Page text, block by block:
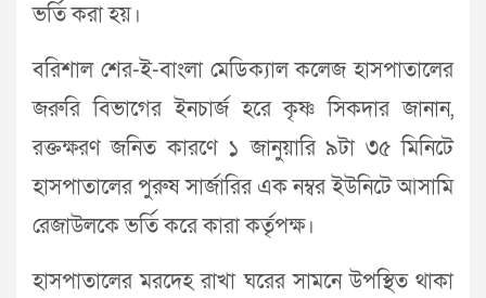
ভ‌র্তি করা হয়।
ব‌রিশাল শের-ই-বাংলা মে‌ডি‌ক্যাল কলেজ হাসপাতা‌লের
জরুরি বিভা‌গের ইনচার্জ হ‌রে কৃষ্ণ সিকদার জানান,
রক্তক্ষরণ জ‌নিত কার‌ণে ১ জানুয়ারি ৯টা ৩৫ মি‌নি‌টে
হাসপাতালের পুরুষ সার্জারির এক নম্বর ইউনিটে আসামি
রেজাউ‌লকে ভ‌র্তি করে কারা কর্তৃপক্ষ।
হাসপাতা‌লের মরদেহ রাখা ঘ‌রের সামনে উপ‌স্থিত থাকা